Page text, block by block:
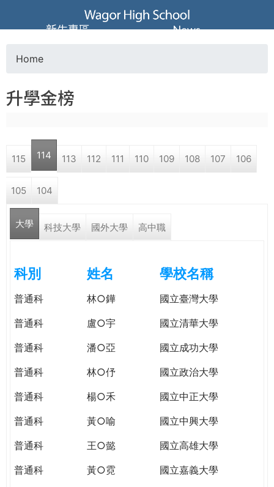
Jump to navigation
葳
格
高
學
格。
o
a
r
e
e
r
e
Home
升學金榜
115 114 113 112 111 110 109 108 107 106
105 104
大學 科技大學 國外大學 高中職
科別 姓名 學校名稱
普通科 林○鏵
國立臺灣大學
普通科
盧○宇
國立清華大學
普通科
潘○亞
國立成功大學
普通科
林○伃
國立政治大學
普通科
楊○禾
國立中正大學
普通科
黃○喻
國立中興大學
普通科
王○懿
國立高雄大學
普通科
黃○霓
國立嘉義大學
新生專區 News